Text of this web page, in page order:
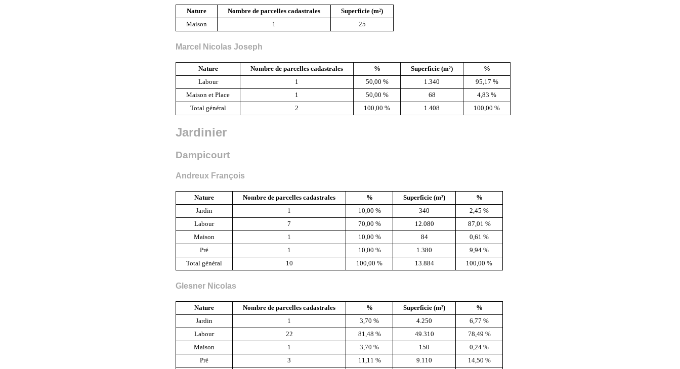
Nature Nombre de parcelles cadastrales
Superficie (m²)
Maison
1 25
Marcel Nicolas Joseph
Nature Nombre de parcelles cadastrales % Superficie (m²)
%
Labour
1 50,00 % 1.340
95,17 %
Maison et Place
1 50,00 % 68
4,83 %
Total général
2 100,00 % 1.408 100,00 %
Jardinier
Dampicourt
Andreux François
Nature Nombre de parcelles cadastrales % Superficie (m²)
%
Jardin
1 10,00 % 340
2,45 %
Labour
7 70,00 % 12.080
87,01 %
Maison
1 10,00 % 84
0,61 %
Pré
1 10,00 % 1.380
9,94 %
Total général
10 100,00 % 13.884 100,00 %
Glesner Nicolas
Nature Nombre de parcelles cadastrales % Superficie (m²)
%
Jardin
1 3,70 % 4.250
6,77 %
Labour
22 81,48 % 49.310
78,49 %
Maison
1 3,70 % 150
0,24 %
Pré
3 11,11 % 9.110
14,50 %